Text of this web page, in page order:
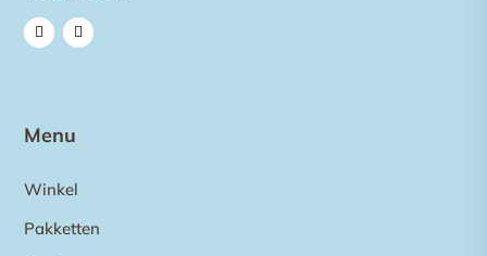
Menu
Winkel
Pakketten